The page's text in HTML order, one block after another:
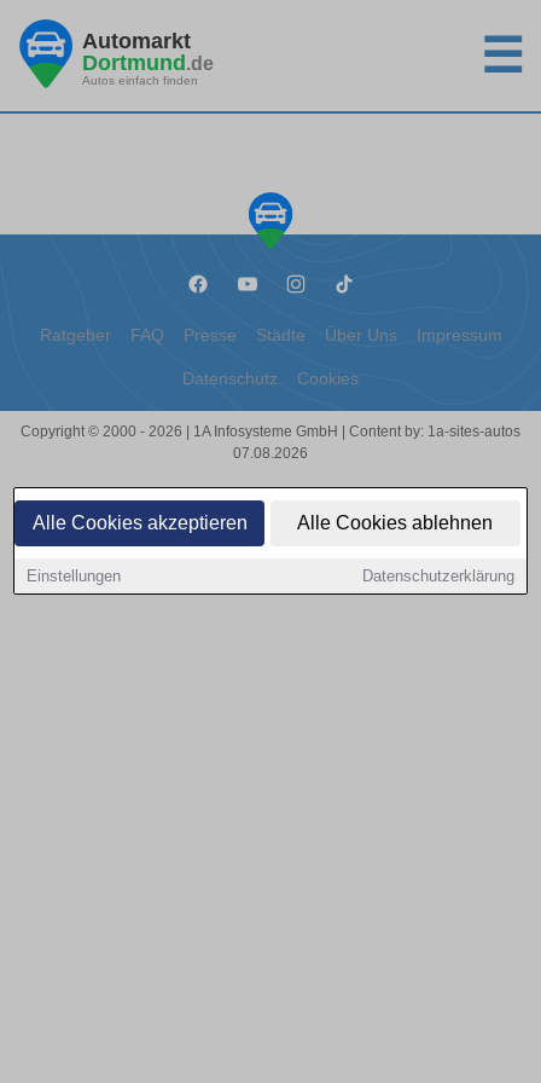
Alle Cookies akzeptieren Alle Cookies ablehnen
Einstellungen Datenschutzerklärung
Automarkt
Dortmund.de
Autos einfach finden ☰
Ratgeber FAQ Presse Städte Über Uns Impressum
Datenschutz Cookies
Copyright © 2000 - 2026 | 1A Infosysteme GmbH | Content by: 1a-sites-autos
07.08.2026